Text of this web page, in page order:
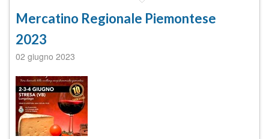
Mercatino Regionale Piemontese
2023
02 giugno 2023